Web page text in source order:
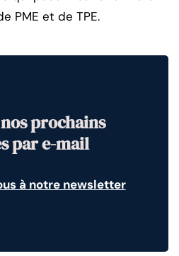
PME et de TPE.
prochains
par e-mail
à notre newsletter